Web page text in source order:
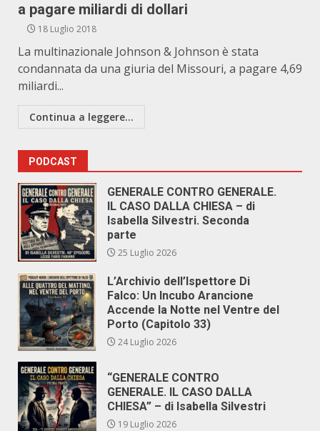
a pagare miliardi di dollari
18 Luglio 2018
La multinazionale Johnson & Johnson è stata
condannata da una giuria del Missouri, a pagare 4,69
miliardi...
Continua a leggere...
PODCAST
GENERALE CONTRO GENERALE.
IL CASO DALLA CHIESA – di
Isabella Silvestri. Seconda
parte
25 Luglio 2026
L’Archivio dell’Ispettore Di
Falco: Un Incubo Arancione
Accende la Notte nel Ventre del
Porto (Capitolo 33)
24 Luglio 2026
“GENERALE CONTRO
GENERALE. IL CASO DALLA
CHIESA” – di Isabella Silvestri
19 Luglio 2026